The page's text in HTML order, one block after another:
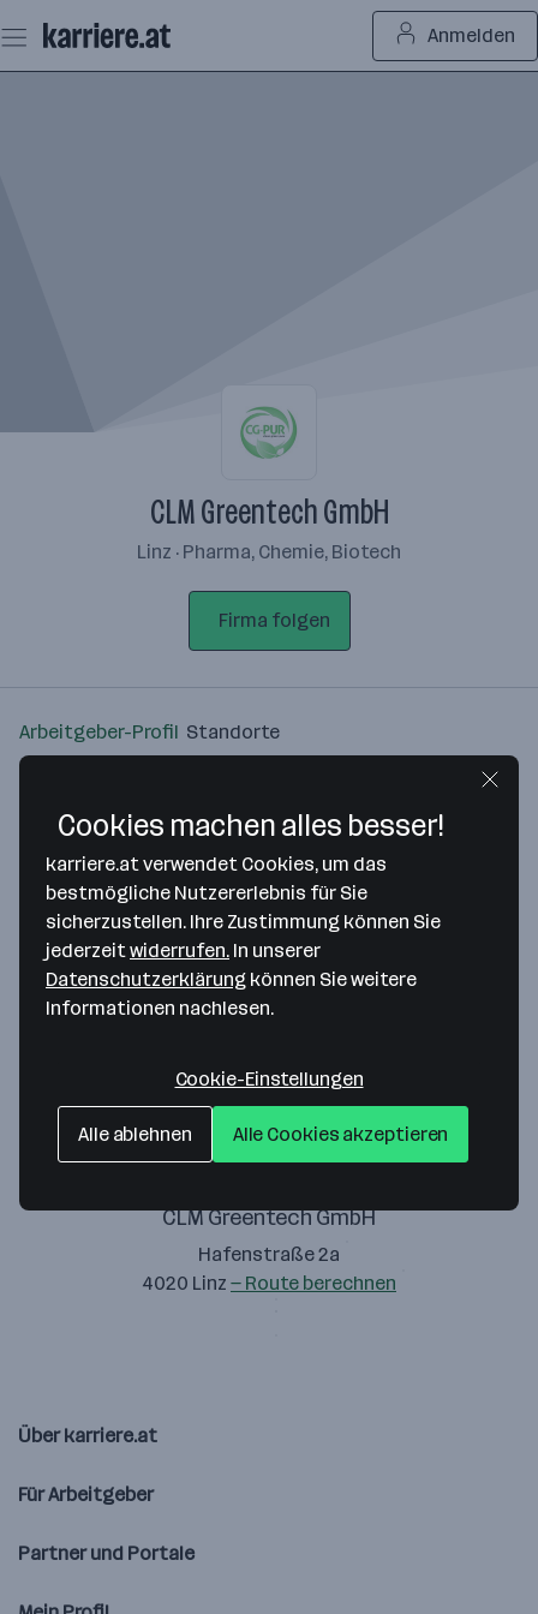
Seiteninhalt
springen
Anmelden
CLM Greentech GmbH
Linz · Pharma, Chemie, Biotech
Firma folgen
Arbeitgeber-Profil Standorte
Bitte stimme unseren Cookie-
Richtlinien zu, um diese Karte
anzuzeigen.
CLM Greentech GmbH
Hafenstraße 2a
4020 Linz — Route berechnen
Über karriere.at
Für Arbeitgeber
Partner und Portale
Cookies machen alles besser!
karriere.at verwendet Cookies, um das
bestmögliche Nutzererlebnis für Sie
sicherzustellen. Ihre Zustimmung können Sie
jederzeitwiderrufen. In unserer
Datenschutzerklärung können Sie weitere
Informationen nachlesen.
Cookie-Einstellungen
Alle ablehnen Alle Cookies akzeptieren